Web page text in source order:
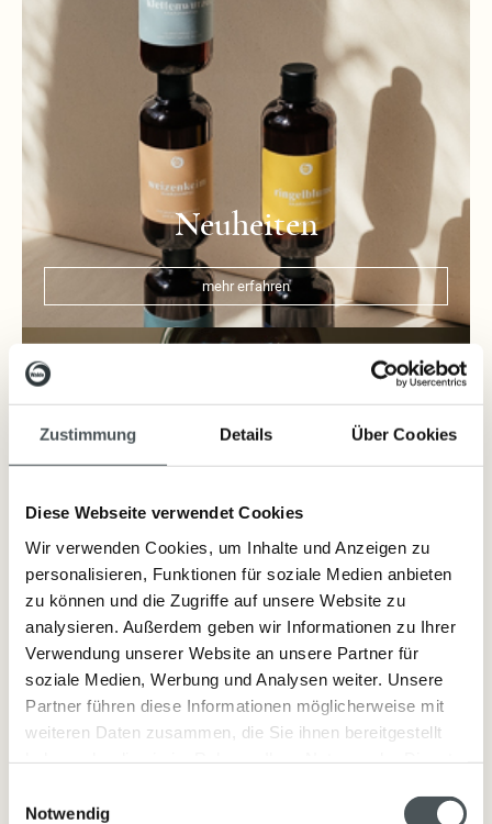
Zustimmung Details Über Cookies
Diese Webseite verwendet Cookies
Wir verwenden Cookies, um Inhalte und Anzeigen zu
personalisieren, Funktionen für soziale Medien anbieten
zu können und die Zugriffe auf unsere Website zu
analysieren. Außerdem geben wir Informationen zu Ihrer
Verwendung unserer Website an unsere Partner für
soziale Medien, Werbung und Analysen weiter. Unsere
Partner führen diese Informationen möglicherweise mit
weiteren Daten zusammen, die Sie ihnen bereitgestellt
Notwendig
Neuheiten
mehr erfahren
Wasch- und
Reinigungsmittel
mehr erfahren